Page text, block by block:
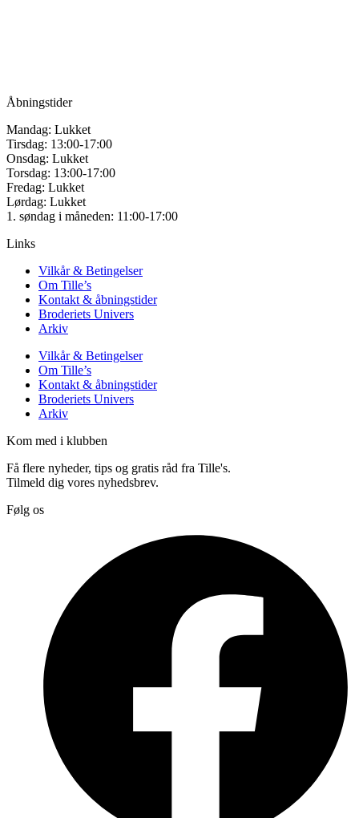
Åbningstider
Mandag: Lukket
Tirsdag: 13:00-17:00
Onsdag: Lukket
Torsdag: 13:00-17:00
Fredag: Lukket
Lørdag: Lukket
1. søndag i måneden: 11:00-17:00
Links
Vilkår & Betingelser
Om Tille’s
Kontakt & åbningstider
Broderiets Univers
Arkiv
Vilkår & Betingelser
Om Tille’s
Kontakt & åbningstider
Broderiets Univers
Arkiv
Kom med i klubben
Få flere nyheder, tips og gratis råd fra Tille's.
Tilmeld dig vores nyhedsbrev.
Følg os